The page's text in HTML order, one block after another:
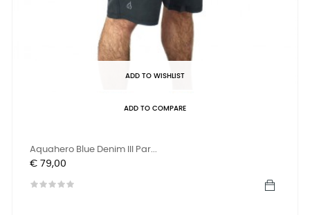
ADD TO WISHLIST
ADD TO COMPARE
Aquahero Blue Denim III Par...
Prijs
€ 79,00